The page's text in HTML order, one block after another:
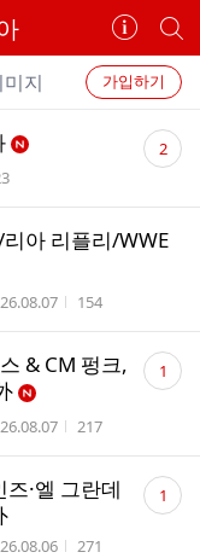
카
페
정
보
개
별
카
페
검
색
가입하기
미지
회수
댓
글 2
아 리플리/WWE
작성시간
26.08.07 조회수
154
& CM 펑크,
작성시간
26.08.07 조회수
217
댓
글 1
·엘 그란데
작성시간
26.08.06 조회수
271
댓
글 1